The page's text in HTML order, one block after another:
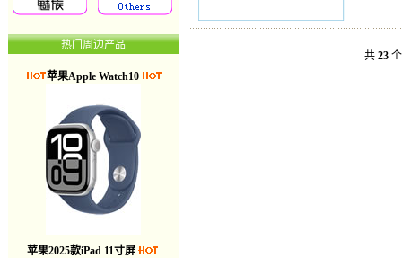
热门周边产品
苹果Apple Watch10
苹果2025款iPad 11寸屏
共23